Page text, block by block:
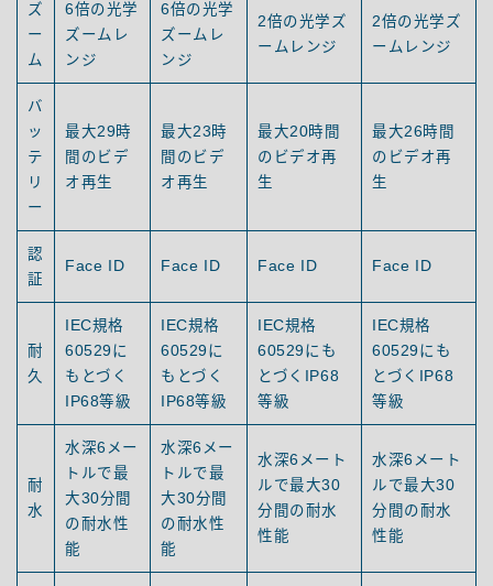
ズ
ー
ム
6倍の光学
ズームレ
ンジ
6倍の光学
ズームレ
ンジ
2倍の光学ズ
ームレンジ
2倍の光学ズ
ームレンジ
バ
ッ
テ
リ
ー
最大29時
間のビデ
オ再生
最大23時
間のビデ
オ再生
最大20時間
のビデオ再
生
最大26時間
のビデオ再
生
認
証
Face ID Face ID Face ID Face ID
耐
久
IEC規格
60529に
もとづく
IP68等級
IEC規格
60529に
もとづく
IP68等級
IEC規格
60529にも
とづくIP68
等級
IEC規格
60529にも
とづくIP68
等級
耐
水
水深6メー
トルで最
大30分間
の耐水性
能
水深6メー
トルで最
大30分間
の耐水性
能
水深6メート
ルで最大30
分間の耐水
性能
水深6メート
ルで最大30
分間の耐水
性能